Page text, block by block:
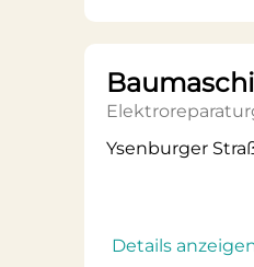
Ysenburger
Details